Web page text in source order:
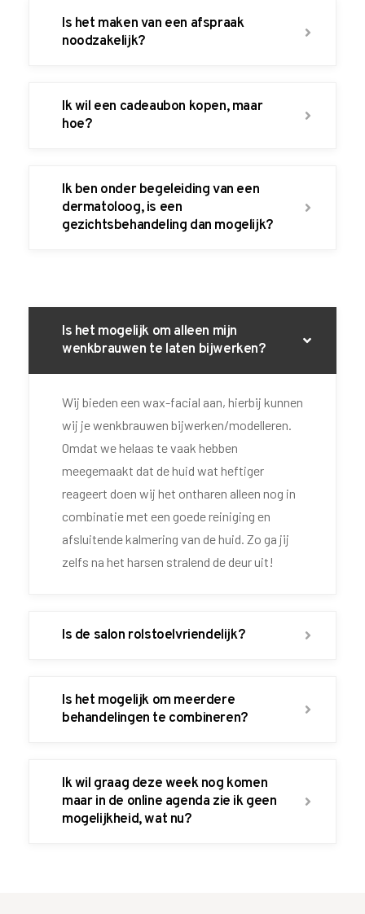
Is het maken van een afspraak
noodzakelijk?
Ik wil een cadeaubon kopen, maar
hoe?
Ik ben onder begeleiding van een
dermatoloog, is een
gezichtsbehandeling dan mogelijk?
Is het mogelijk om alleen mijn
wenkbrauwen te laten bijwerken?
Wij bieden een wax-facial aan, hierbij kunnen
wij je wenkbrauwen bijwerken/modelleren.
Omdat we helaas te vaak hebben
meegemaakt dat de huid wat heftiger
reageert doen wij het ontharen alleen nog in
combinatie met een goede reiniging en
afsluitende kalmering van de huid. Zo ga jij
zelfs na het harsen stralend de deur uit!
Is de salon rolstoelvriendelijk?
Is het mogelijk om meerdere
behandelingen te combineren?
Ik wil graag deze week nog komen
maar in de online agenda zie ik geen
mogelijkheid, wat nu?